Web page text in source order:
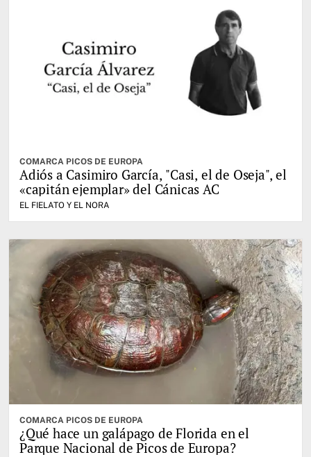
COMARCA PICOS DE EUROPA
Adiós a Casimiro García, "Casi, el de Oseja", el
«capitán ejemplar» del Cánicas AC
EL FIELATO Y EL NORA
COMARCA PICOS DE EUROPA
¿Qué hace un galápago de Florida en el
Parque Nacional de Picos de Europa?